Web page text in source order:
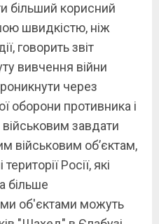
більший корисний
швидкістю, ніж
говорить звіт
вивчення війни
через
оборони противника і
завдати
військовим об’єктам,
Росії, які
більше
об'єктами можуть